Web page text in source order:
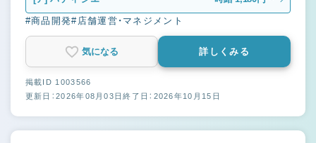
#商品開発#店舗運営・マネジメント
気になる 詳しくみる
掲載ID 1003566
更新日：2026年08月03日終了日：2026年10月15日